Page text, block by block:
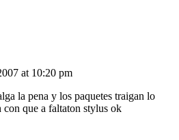
at 10:20 pm
la pena y los paquetes traigan lo
que a faltaton stylus ok